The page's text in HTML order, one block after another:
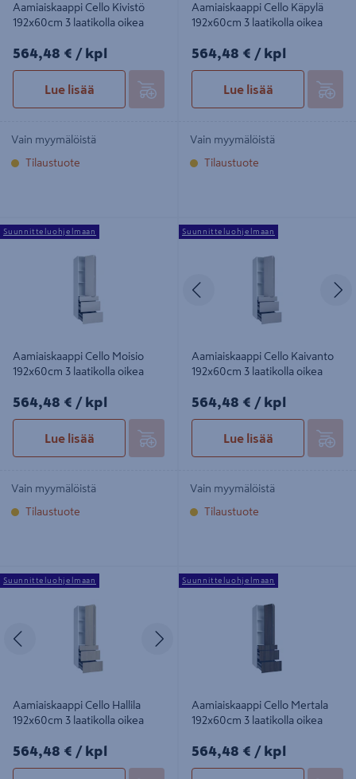
Aamiaiskaappi Cello Kivistö
192x60cm 3 laatikolla oikea
564,48€/kpl
564,48 € / kpl
Lue lisää
Vain myymälöistä
Tilaustuote
Aamiaiskaappi Cello Käpylä
192x60cm 3 laatikolla oikea
564,48€/kpl
564,48 € / kpl
Lue lisää
Vain myymälöistä
Tilaustuote
Aamiaiskaappi Cello Moisio
192x60cm 3 laatikolla oikea
Aamiaiskaappi Cello Moisio
192x60cm 3 laatikolla oikea
564,48€/kpl
564,48 € / kpl
Lue lisää
Suunnitteluohjelmaan
Vain myymälöistä
Tilaustuote
Aamiaiskaappi Cello Kaivanto
192x60cm 3 laatikolla oikea
Aamiaiskaappi Cello Kaivanto
192x60cm 3 laatikolla oikea
564,48€/kpl
564,48 € / kpl
Lue lisää
Suunnitteluohjelmaan
Vain myymälöistä
Tilaustuote
Aamiaiskaappi Cello Hallila
192x60cm 3 laatikolla oikea
Aamiaiskaappi Cello Hallila
192x60cm 3 laatikolla oikea
564,48€/kpl
564,48 € / kpl
Suunnitteluohjelmaan
Aamiaiskaappi Cello Mertala
192x60cm 3 laatikolla oikea
Aamiaiskaappi Cello Mertala
192x60cm 3 laatikolla oikea
564,48€/kpl
564,48 € / kpl
Suunnitteluohjelmaan